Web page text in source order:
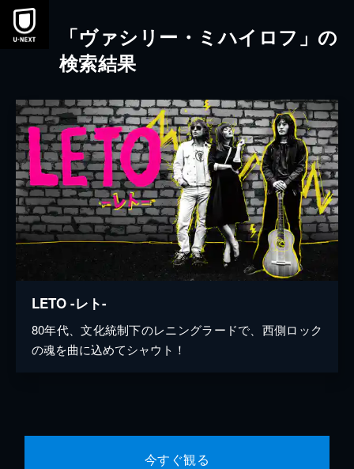
本文へスキップ
「ヴァシリー・ミハイロフ」の
検索結果
LETO -レト-
80年代、文化統制下のレニングラードで、西側ロック
の魂を曲に込めてシャウト！
今すぐ観る